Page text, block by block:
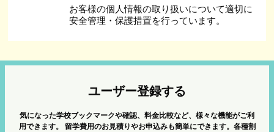
お客様の個人情報の取り扱いについて適切に
安全管理・保護措置を行っています。
ユーザー登録する
気になった学校ブックマークや確認、料金比較など、様々な機能がご利
用できます。
留学費用のお見積りやお申込みも簡単にできます。各種割